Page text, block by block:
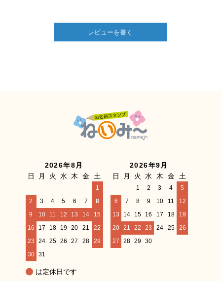
レビューを書く
2026年8月
日
月 火 水 木 金 土
1
2
3 4 5 6 7
8
9
10 11 12 13 14
15
16
17 18 19 20 21
22
23
24 25 26 27 28
29
30
31
2026年9月
日
月 火 水 木 金 土
1 2 3 4
5
6
7 8 9 10 11
12
13
14 15 16 17 18
19
20 21 22 23 24 25
26
27
28 29 30
は定休日です